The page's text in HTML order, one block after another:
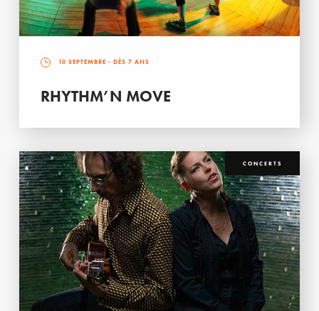
10 SEPTEMBRE - DÈS 7 ANS
RHYTHM’N MOVE
CONCERTS